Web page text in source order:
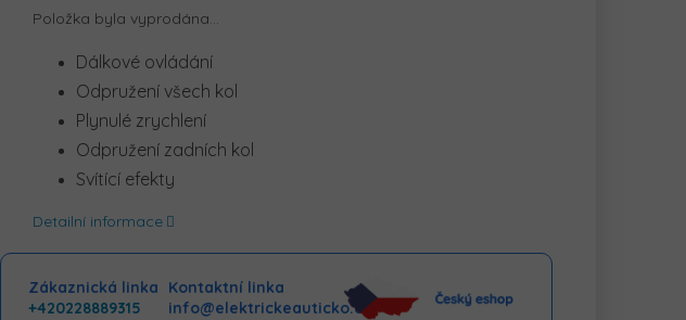
Položka byla vyprodána…
Dálkové ovládání
Odpružení všech kol
Plynulé zrychlení
Odpružení zadních kol
Svítící efekty
Detailní informace
Zákaznická linka
+420228889315
Kontaktní linka
info@elektrickeauticko.cz